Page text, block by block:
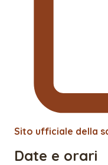
Sito ufficiale della
Date e orari